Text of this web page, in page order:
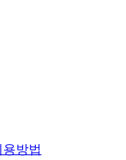
방법